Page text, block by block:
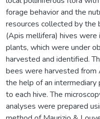
forage behavior and the
resources collected by the
(Apis mellifera) hives were
plants, which were under
harvested and identified.
bees were harvested
the help of an
to each hive. The
analyses were prepared